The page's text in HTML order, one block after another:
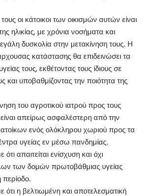
οι κάτοικοι των οικισμών αυτών είναι
ηλικίας, με χρόνια νοσήματα και
δυσκολία στην μετακίνηση τους. Η
κατάστασης θα επιδεινώσει τα
τους, εκθέτοντας τους ίδιους σε
και υποβαθμίζοντας την ποιότητα της
του αγροτικού ιατρού προς τους
είναι απείρως ασφαλέστερη από την
ενός ολόκληρου χωριού προς τα
υγείας εν μέσω πανδημίας.
απαιτείται ενίσχυση και όχι
των δομών πρωτοβάθμιας υγείας
περίοδο.
ότι η βελτιωμένη και αποτελεσματική